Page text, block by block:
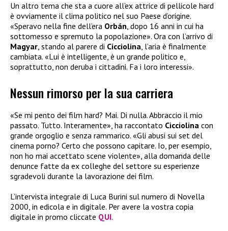
Un altro tema che sta a cuore all’ex attrice di pellicole hard
è ovviamente il clima politico nel suo Paese d’origine.
«Speravo nella fine dell’era Orbán, dopo 16 anni in cui ha
sottomesso e spremuto la popolazione». Ora con l’arrivo di
Magyar, stando al parere di Cicciolina, l’aria è finalmente
cambiata. «Lui è intelligente, è un grande politico e,
soprattutto, non deruba i cittadini. Fa i loro interessi».
Nessun rimorso per la sua carriera
«Se mi pento dei film hard? Mai. Di nulla. Abbraccio il mio
passato. Tutto. Interamente», ha raccontato Cicciolina con
grande orgoglio e senza rammarico. «Gli abusi sui set del
cinema porno? Certo che possono capitare. Io, per esempio,
non ho mai accettato scene violente», alla domanda delle
denunce fatte da ex colleghe del settore su esperienze
sgradevoli durante la lavorazione dei film.
L’intervista integrale di Luca Burini sul numero di Novella
2000, in edicola e in digitale. Per avere la vostra copia
digitale in promo cliccate QUI.